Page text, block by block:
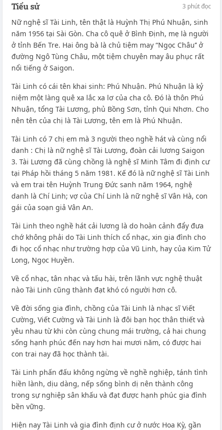
Tiểu sử 3 phút đọc
Nữ nghệ sĩ Tài Linh, tên thật là Huỳnh Thị Phú Nhuận, sinh
năm 1956 tại Sài Gòn. Cha cô quê ở Bình Định, mẹ là người
ở tỉnh Bến Tre. Hai ông bà là chủ tiệm may “Ngọc Châu’’ ở
đường Ngô Tùng Châu, một tiệm chuyên may âu phục rất
nổi tiếng ở Saigon.
Tài Linh có cái tên khai sinh: Phú Nhuận. Phú Nhuận là kỷ
niệm một làng quê xa lắc xa lơ của cha cô. Đó là thôn Phú
Nhuận, tổng Tài Lương, phủ Bồng Sơn, tỉnh Qui Nhơn. Cho
nên tên của chị là Tài Lương, tên em là Phú Nhuận.
Tài Linh có 7 chị em mà 3 người theo nghề hát và cùng nổi
danh : Chị là nữ nghệ sĩ Tài Lương, đoàn cải lương Saigon
3. Tài Lương đã cùng chồng là nghệ sĩ Minh Tâm đi định cư
tại Pháp hồi tháng 5 năm 1981. Kế đó là nữ nghệ sĩ Tài Linh
và em trai tên Huỳnh Trung Đức sanh năm 1964, nghệ
danh là Chí Linh; vợ của Chí Linh là nữ nghệ sĩ Vân Hà, con
gái của soạn giả Vân An.
Tài Linh theo nghề hát cải lương là do hoàn cảnh đẩy đưa
chớ không phải do Tài Linh thích cổ nhạc, xin gia đình cho
đi học cổ nhạc như trường hợp của Vũ Linh, hay của Kim Tử
Long, Ngọc Huyền.
Về cổ nhạc, tân nhạc và tấu hài, trên lãnh vực nghệ thuật
nào Tài Linh cũng thành đạt khó có người hơn cô.
Về đời sống gia đình, chồng của Tài Linh là nhạc sĩ Viết
Cường, Viết Cường và Tài Linh là đôi bạn học thân thiết và
yêu nhau từ khi còn cùng chung mái trường, cả hai chung
sống hạnh phúc đến nay hơn hai mươi năm, có được hai
con trai nay đã học thành tài.
Tài Linh phấn đấu không ngừng về nghề nghiệp, tánh tình
hiền lành, dịu dàng, nếp sống bình dị nên thành công
trong sự nghiệp sân khấu và đạt được hạnh phúc gia đình
bền vững.
Hiện nay Tài Linh và gia đình định cư ở nước Hoa Kỳ, gần